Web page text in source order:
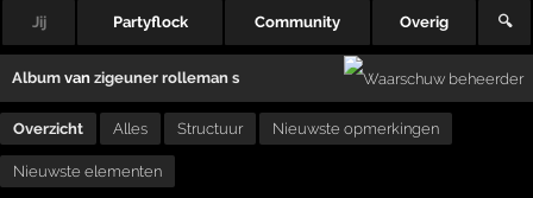
Jij Partyflock Community Overig 🔍
Album vanzigeuner rolleman s
Overzicht Alles Structuur Nieuwste opmerkingen
Nieuwste elementen